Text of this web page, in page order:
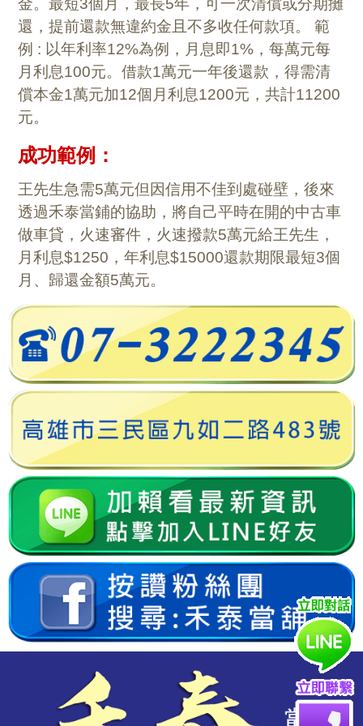
金。最短3個月，最長5年，可一次清償或分期攤
還，提前還款無違約金且不多收任何款項。 範
例 : 以年利率12%為例，月息即1%，每萬元每
月利息100元。借款1萬元一年後還款，得需清
償本金1萬元加12個月利息1200元，共計11200
元。
成功範例：
王先生急需5萬元但因信用不佳到處碰壁，後來
透過禾泰當鋪的協助，將自己平時在開的中古車
做車貸，火速審件，火速撥款5萬元給王先生，
月利息$1250，年利息$15000還款期限最短3個
月、歸還金額5萬元。